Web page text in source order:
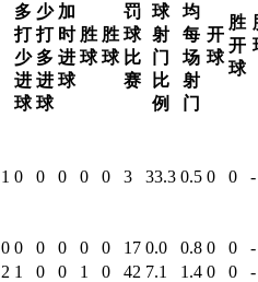
多
打
少
进
球
少
打
多
进
球
加
时
进
球
胜
球
胜
球
罚
球
比
赛
球
射
门
比
例
均
每
场
射
门
开
球
胜
开
球
1 0 0 0 0 0 3 33.3 0.5 0 0
-
0 0 0 0 0 0 17 0.0 0.8 0 0
-
2 1 0 0 1 0 42 7.1 1.4 0 0
-